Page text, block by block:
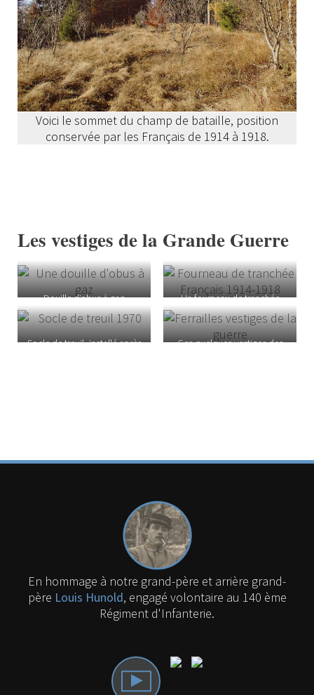
Voici le sommet du champ de bataille, position
conservée par les Français de 1914 à 1918.
Les vestiges de la Grande Guerre
Douille d’obus à gaz
retrouvée au « doigt » du
Sudel.
Un fourneau de tranchée
retrouvé au Sudelkopf.
Socle de treuil, installé après
Ces quelques vestiges des
En hommage à notre grand-père et arrière grand-
père Louis Hunold, engagé volontaire au 140 ème
Régiment d'Infanterie.